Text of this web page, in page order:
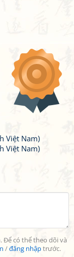
Để có thể theo dõi và
/đăng nhậptrước.
Việt Nam)
Việt Nam)